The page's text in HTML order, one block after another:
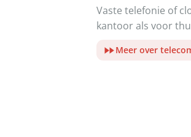
Vaste telefonie of
kantoor als voor
Meer over